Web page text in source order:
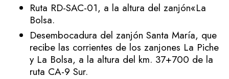
Ruta RD-SAC-01, a la altura del zanjón«La
Bolsa.
Desembocadura del zanjón Santa María, que
recibe las corrientes de los zanjones La Piche
y La Bolsa, a la altura del km. 37+700 de la
ruta CA-9 Sur.